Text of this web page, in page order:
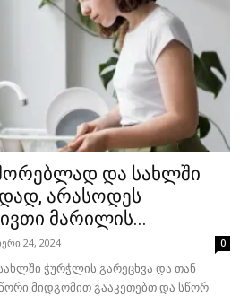
და სახლში
არასოდეს
მარილის...
24, 2024 0
ჭურჭლის გარეცხვა და თან
მიდგომით გააკეთებთ და სწორ